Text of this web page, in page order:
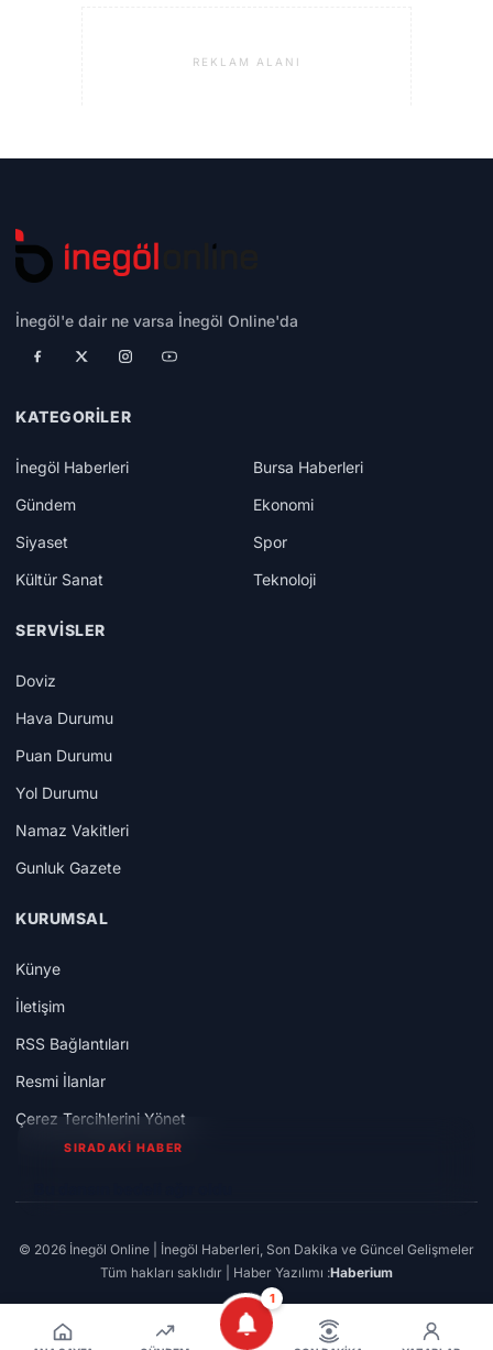
1
REKLAM ALANI
İnegöl'e dair ne varsa İnegöl Online'da
KATEGORILER
İnegöl Haberleri
Bursa Haberleri
Gündem
Ekonomi
Siyaset
Spor
Kültür Sanat
Teknoloji
SERVISLER
Doviz
Hava Durumu
Puan Durumu
Yol Durumu
Namaz Vakitleri
Gunluk Gazete
KURUMSAL
Künye
İletişim
RSS Bağlantıları
Resmi İlanlar
Çerez Tercihlerini Yönet
© 2026 İnegöl Online | İnegöl Haberleri, Son Dakika ve Güncel Gelişmeler
Tüm hakları saklıdır | Haber Yazılımı :Haberium
SIRADAKİ HABER